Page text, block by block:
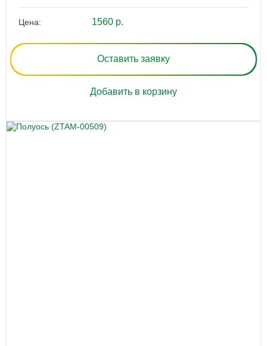
Цена: 1560 р.
Оставить заявку
Добавить в корзину